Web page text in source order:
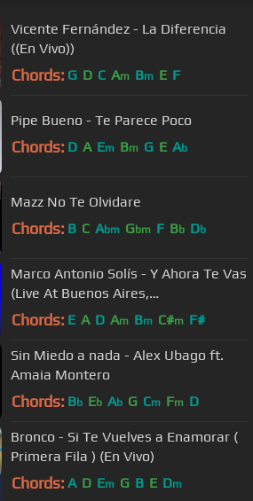
Vicente Fernández - La Diferencia
((En Vivo))
Chords: G D C Am Bm E F
Pipe Bueno - Te Parece Poco
Chords: D A Em Bm G E Ab
Mazz No Te Olvidare
Chords: B C Abm Gbm F Bb Db
Marco Antonio Solís - Y Ahora Te Vas
(Live At Buenos Aires,
Argentina/2011)
Chords: E A D Am Bm C#m F#
Sin Miedo a nada - Alex Ubago ft.
Amaia Montero
Chords: Bb Eb Ab G Cm Fm D
Bronco - Si Te Vuelves a Enamorar (
Primera Fila ) (En Vivo)
Chords: A D Em G B E Dm